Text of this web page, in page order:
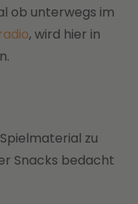
ob unterwegs im
, wird hier in
zu
Snacks bedacht